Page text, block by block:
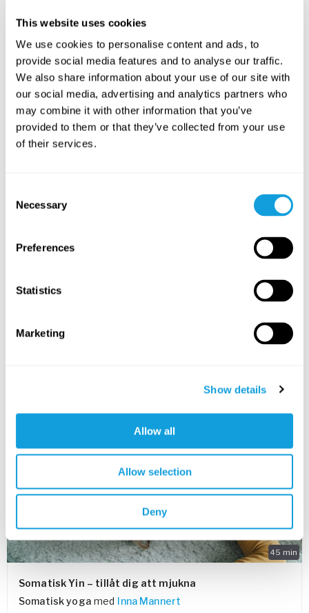
This website uses cookies
We use cookies to personalise content and ads, to
provide social media features and to analyse our traffic.
We also share information about your use of our site with
our social media, advertising and analytics partners who
may combine it with other information that you’ve
provided to them or that they’ve collected from your use
of their services.
Selection
Necessary
Preferences
Statistics
Marketing
Show details
Allow all
Allow selection
Deny
A grounding meditation using sight, sound, and bodily
sensations to help you gently settle the mind.
LAGRE I FAVORITTER
30 min
PASSAR ALLA
Somatic Flow – mjukna i höfterna
Långsamma och inkännande rörelser som ger höfterna
möjlighet att mjukna varsamt.
45 min
Somatisk Yin – tillåt dig att mjukna
Somatisk yoga med Inna Mannert